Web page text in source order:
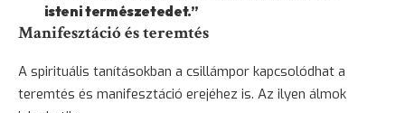
isteni természetedet.”
Manifesztáció és teremtés
A spirituális tanításokban a csillámpor kapcsolódhat a
teremtés és manifesztáció erejéhez is. Az ilyen álmok